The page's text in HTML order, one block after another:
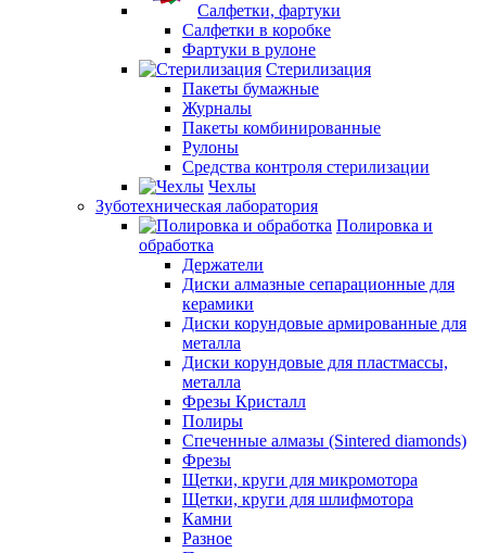
Салфетки, фартуки
Салфетки в коробке
Фартуки в рулоне
Стерилизация
Пакеты бумажные
Журналы
Пакеты комбинированные
Рулоны
Средства контроля стерилизации
Чехлы
Зуботехническая лаборатория
Полировка и
обработка
Держатели
Диски алмазные сепарационные для
керамики
Диски корундовые армированные для
металла
Диски корундовые для пластмассы,
металла
Фрезы Кристалл
Полиры
Спеченные алмазы (Sintered diamonds)
Фрезы
Щетки, круги для микромотора
Щетки, круги для шлифмотора
Камни
Разное